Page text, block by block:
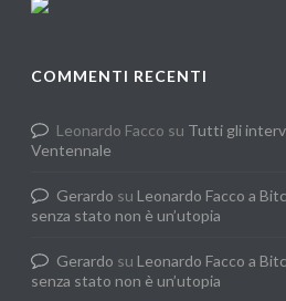
COMMENTI RECENTI
Leonardo Facco su Tutti gli
Ventennale
Gerardo su Leonardo Facco a
senza stato non è un’utopia
Gerardo su Leonardo Facco a
senza stato non è un’utopia